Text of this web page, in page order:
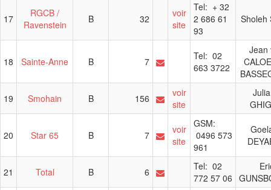
17
RGCB /
Ravenstein
B 32
voir
site
Tel: + 32
2 686 61
93
Sholeh
18 Sainte-Anne B 7
Tel: 02
663 3722
Jean
19 Smohain B 156
voir
site
20 Star 65 B 7
voir
site
GSM:
0496 573
961
21 Total B 6
Tel: 02
772 57 06